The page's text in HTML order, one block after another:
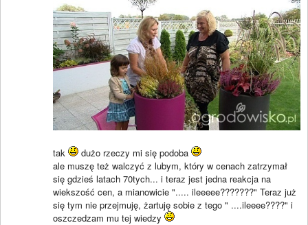
tak
dużo rzeczy mi się podoba
ale muszę też walczyć z lubym, który w cenach zatrzymał
się gdzieś latach 70tych... i teraz jest jedna reakcja na
wiekszość cen, a mianowicie "..... ileeeee???????" Teraz już
się tym nie przejmuję, żartuję sobie z tego " ....ileeee????" i
oszczedzam mu tej wiedzy